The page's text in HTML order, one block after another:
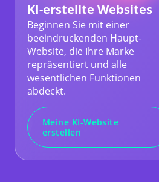
KI-erstellte Websites
Beginnen Sie mit einer
beeindruckenden Haupt-
Website, die Ihre Marke
repräsentiert und alle
wesentlichen Funktionen
abdeckt.
Meine KI-Website
erstellen